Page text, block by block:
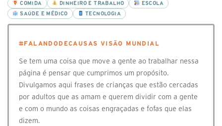
COMIDA DINHEIRO E TRABALHO
ESCOLA
SAÚDE E MÉDICO
TECNOLOGIA
#FALANDODECAUSAS VISÃO MUNDIAL
Se tem uma coisa que move a gente ao trabalhar nessa
página é pensar que cumprimos um propósito.
Divulgamos aqui frases de crianças que estão cercadas
por adultos que as amam e querem dividir com a gente
e com o mundo as coisas engraçadas e fofas que elas
dizem.⠀